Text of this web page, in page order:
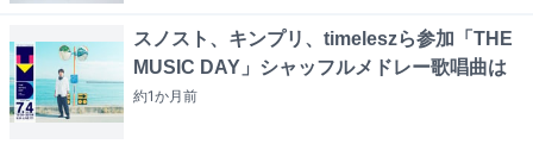
スノスト、キンプリ、timeleszら参加「THE
MUSIC DAY」シャッフルメドレー歌唱曲は
約1か月前